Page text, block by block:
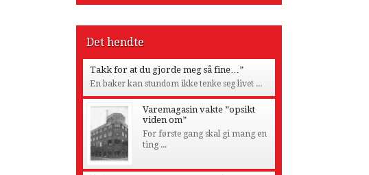
Det hendte
Takk for at du gjorde meg så fine…”
En baker kan stundom ikke tenke seg livet ...
Varemagasin vakte ”opsikt
viden om”
For første gang skal gi mang en
ting ...